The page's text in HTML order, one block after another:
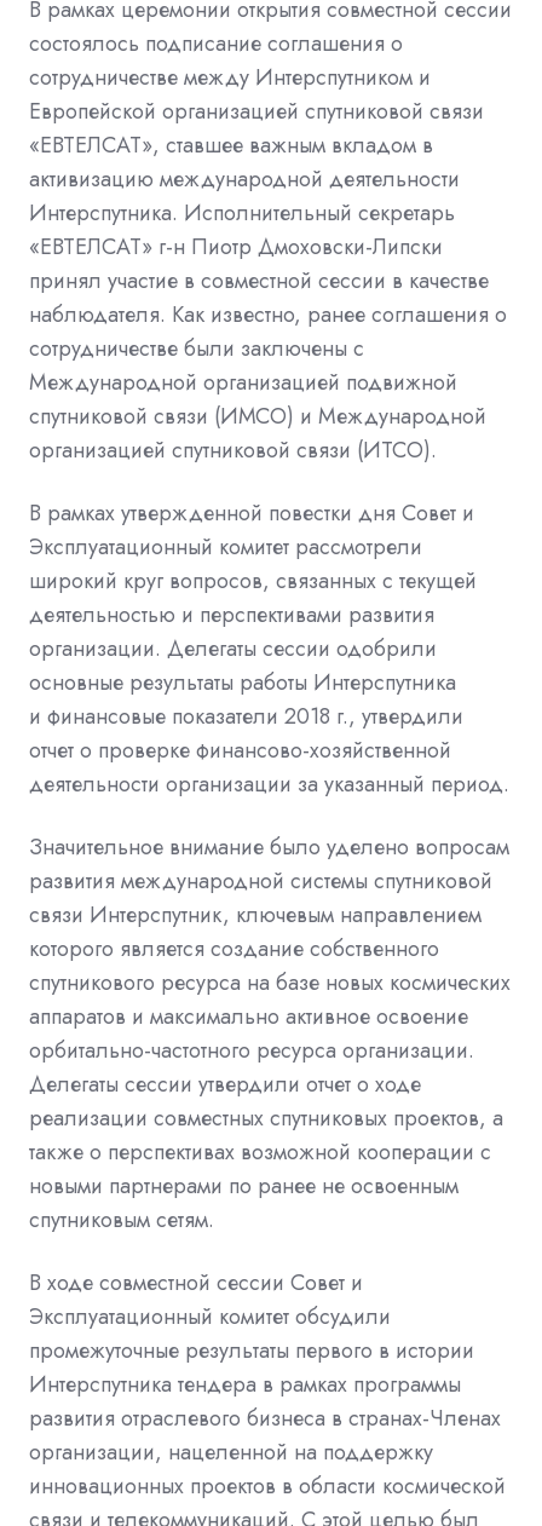
В рамках церемонии открытия совместной сессии
состоялось подписание соглашения о
сотрудничестве между Интерспутником и
Европейской организацией спутниковой связи
«ЕВТЕЛСАТ», ставшее важным вкладом в
активизацию международной деятельности
Интерспутника. Исполнительный секретарь
«ЕВТЕЛСАТ» г-н Пиотр Дмоховски-Липски
принял участие в совместной сессии в качестве
наблюдателя. Как известно, ранее соглашения о
сотрудничестве были заключены с
Международной организацией подвижной
спутниковой связи (ИМСО) и Международной
организацией спутниковой связи (ИТСО).
В рамках утвержденной повестки дня Совет и
Эксплуатационный комитет рассмотрели
широкий круг вопросов, связанных с текущей
деятельностью и перспективами развития
организации. Делегаты сессии одобрили
основные результаты работы Интерспутника
и финансовые показатели 2018 г., утвердили
отчет о проверке финансово-хозяйственной
деятельности организации за указанный период.
Значительное внимание было уделено вопросам
развития международной системы спутниковой
связи Интерспутник, ключевым направлением
которого является создание собственного
спутникового ресурса на базе новых космических
аппаратов и максимально активное освоение
орбитально-частотного ресурса организации.
Делегаты сессии утвердили отчет о ходе
реализации совместных спутниковых проектов, а
также о перспективах возможной кооперации с
новыми партнерами по ранее не освоенным
спутниковым сетям.
В ходе совместной сессии Совет и
Эксплуатационный комитет обсудили
промежуточные результаты первого в истории
Интерспутника тендера в рамках программы
развития отраслевого бизнеса в странах-Членах
организации, нацеленной на поддержку
инновационных проектов в области космической
связи и телекоммуникаций. С этой целью был